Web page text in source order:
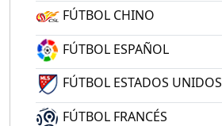
FÚTBOL CHINO
FÚTBOL ESPAÑOL
FÚTBOL ESTADOS UNIDOS
FÚTBOL FRANCÉS